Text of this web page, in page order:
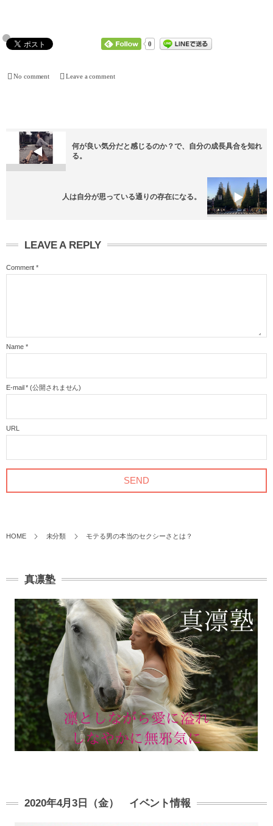
0
No comment Leave a comment
何が良い気分だと感じるのか？で、自分の成長具合を知れ
る。
人は自分が思っている通りの存在になる。
LEAVE A REPLY
Comment *
Name *
E-mail * (公開されません)
URL
HOME 未分類 モテる男の本当のセクシーさとは？
真凛塾
2020年4月3日（金） イベント情報